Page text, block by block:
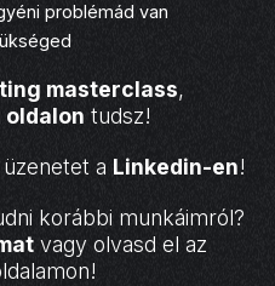
problémád van
masterclass,
oldalon tudsz!
a Linkedin-en!
korábbi munkáimról?
vagy olvasd el az